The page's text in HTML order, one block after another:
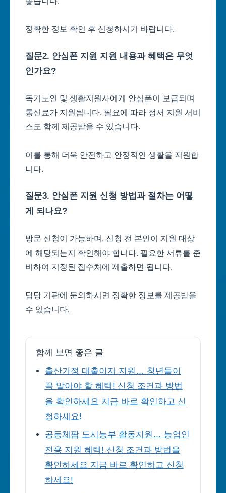
정확한 정보 확인 후 신청하시기 바랍니다.
질문2. 안심폰 지원 지원 내용과 혜택은 무엇
인가요?
독거노인 및 생활지원사에게 안심폰이 보급되며
통신료가 지원됩니다. 필요에 따라 정서 지원 서비
스도 함께 제공받을 수 있습니다.
이를 통해 더욱 안전하고 안정적인 생활을 지원합
니다.
질문3. 안심폰 지원 신청 방법과 절차는 어떻
게 되나요?
방문 신청이 가능하며, 신청 전 본인이 지원 대상
에 해당되는지 확인해야 합니다. 필요한 서류를 준
비하여 지정된 접수처에 제출하면 됩니다.
담당 기관에 문의하시면 정확한 정보를 제공받을
수 있습니다.
함께 보면 좋은 글
출산가정 대출이자 지원… 청년들이
꼭 알아야 할 혜택! 신청 조건과 방법
을 확인하세요 지금 바로 확인하고 신
청하세요!
공동체팜 도시농부 활동지원… 농업인
전용 지원 혜택! 신청 조건과 방법을
확인하세요 지금 바로 확인하고 신청
하세요!